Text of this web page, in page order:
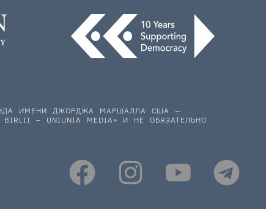
ИМЕНИ ДЖОРДЖА МАРШАЛЛА США —
– UNIUNIA MEDIA» И НЕ ОБЯЗАТЕЛЬНО